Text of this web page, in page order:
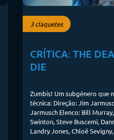
3 claquetes
CRÍTICA: THE
DIE
Zumbis! Um subgênero que
técnica: Direção: Jim
Jarmusch Elenco: Bill
Swinton, Steve Buscemi,
Landry Jones, Chloë Sevigny,